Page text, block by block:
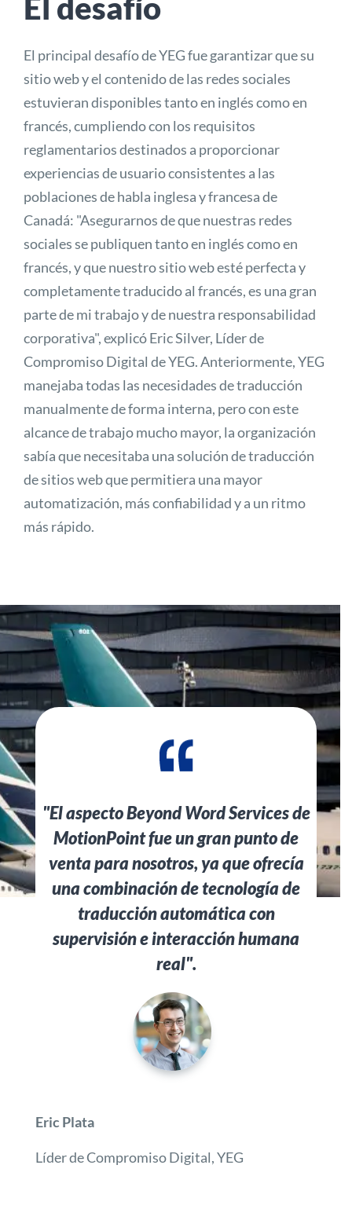
El desafío
El principal desafío de YEG fue garantizar que su
sitio web y el contenido de las redes sociales
estuvieran disponibles tanto en inglés como en
francés, cumpliendo con los requisitos
reglamentarios destinados a proporcionar
experiencias de usuario consistentes a las
poblaciones de habla inglesa y francesa de
Canadá: "Asegurarnos de que nuestras redes
sociales se publiquen tanto en inglés como en
francés, y que nuestro sitio web esté perfecta y
completamente traducido al francés, es una gran
parte de mi trabajo y de nuestra responsabilidad
corporativa", explicó Eric Silver, Líder de
Compromiso Digital de YEG. Anteriormente, YEG
manejaba todas las necesidades de traducción
manualmente de forma interna, pero con este
alcance de trabajo mucho mayor, la organización
sabía que necesitaba una solución de traducción
de sitios web que permitiera una mayor
automatización, más confiabilidad y a un ritmo
más rápido.
"El aspecto Beyond Word Services de
MotionPoint fue un gran punto de
venta para nosotros, ya que ofrecía
una combinación de tecnología de
traducción automática con
supervisión e interacción humana
real".
Eric Plata
Líder de Compromiso Digital, YEG